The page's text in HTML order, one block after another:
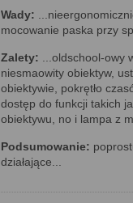
Wady:
mocowanie paska przy
Zalety: ...oldschool-owy
niesmaowity obiektyw,
obiektywie, pokrętło
dostęp do funkcji takich
obiektywu, no i lampa z
Podsumowanie:
działające...